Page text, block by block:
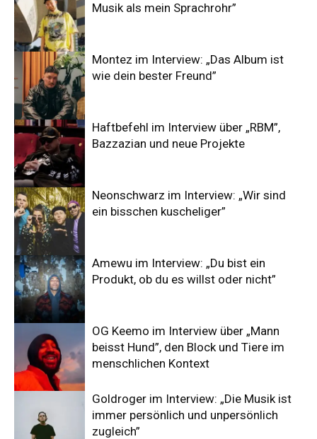
Musik als mein Sprachrohr”
Montez im Interview: „Das Album ist
wie dein bester Freund”
Haftbefehl im Interview über „RBM”,
Bazzazian und neue Projekte
Neonschwarz im Interview: „Wir sind
ein bisschen kuscheliger”
Amewu im Interview: „Du bist ein
Produkt, ob du es willst oder nicht”
OG Keemo im Interview über „Mann
beisst Hund”, den Block und Tiere im
menschlichen Kontext
Goldroger im Interview: „Die Musik ist
immer persönlich und unpersönlich
zugleich”